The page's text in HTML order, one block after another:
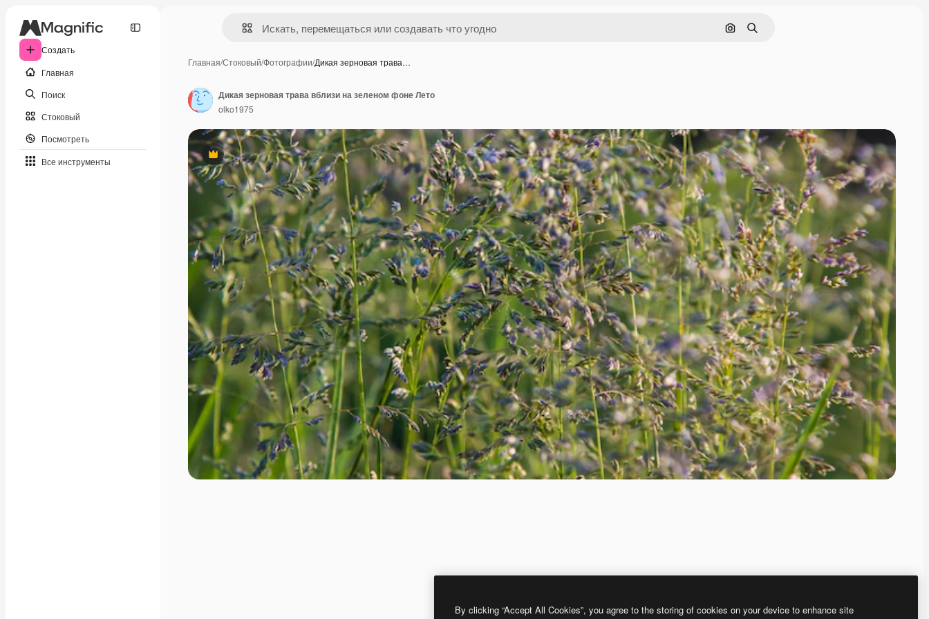
Создать
Главная
Поиск
Стоковый
Посмотреть
Все инструменты
Поиск по изображению
Поиск
Главная/Стоковый/Фотографии/Дикая зерновая трава…
Премиум
Дикая зерновая трава вблизи на зеленом фоне Лето
olko1975
By clicking “Accept All Cookies”, you agree to the storing of cookies on your device to enhance site